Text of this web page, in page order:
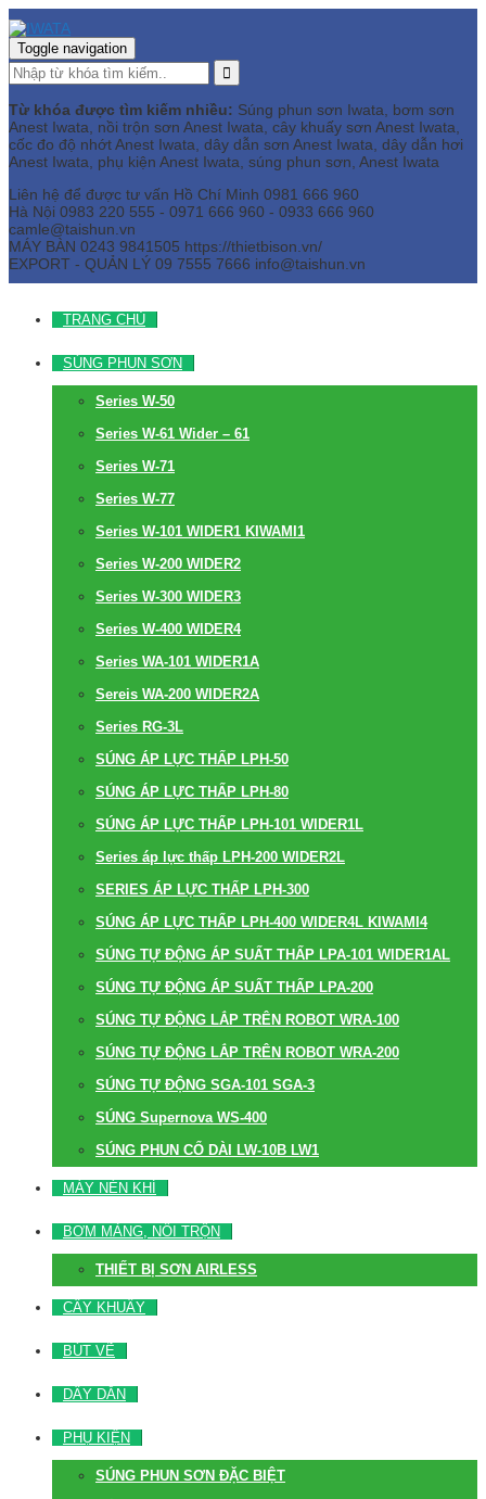
Toggle navigation
Từ khóa được tìm kiếm nhiều: Súng phun sơn Iwata, bơm sơn
Anest Iwata, nồi trộn sơn Anest Iwata, cây khuấy sơn Anest Iwata,
cốc đo độ nhớt Anest Iwata, dây dẫn sơn Anest Iwata, dây dẫn hơi
Anest Iwata, phụ kiện Anest Iwata, súng phun sơn, Anest Iwata
Liên hệ để được tư vấn Hồ Chí Minh 0981 666 960
Hà Nội 0983 220 555 - 0971 666 960 - 0933 666 960
camle@taishun.vn
MÁY BÀN 0243 9841505 https://thietbison.vn/
EXPORT - QUẢN LÝ 09 7555 7666 info@taishun.vn
TRANG CHỦ
SÚNG PHUN SƠN
Series W-50
Series W-61 Wider – 61
Series W-71
Series W-77
Series W-101 WIDER1 KIWAMI1
Series W-200 WIDER2
Series W-300 WIDER3
Series W-400 WIDER4
Series WA-101 WIDER1A
Sereis WA-200 WIDER2A
Series RG-3L
SÚNG ÁP LỰC THẤP LPH-50
SÚNG ÁP LỰC THẤP LPH-80
SÚNG ÁP LỰC THẤP LPH-101 WIDER1L
Series áp lực thấp LPH-200 WIDER2L
SERIES ÁP LỰC THẤP LPH-300
SÚNG ÁP LỰC THẤP LPH-400 WIDER4L KIWAMI4
SÚNG TỰ ĐỘNG ÁP SUẤT THẤP LPA-101 WIDER1AL
SÚNG TỰ ĐỘNG ÁP SUẤT THẤP LPA-200
SÚNG TỰ ĐỘNG LẮP TRÊN ROBOT WRA-100
SÚNG TỰ ĐỘNG LẮP TRÊN ROBOT WRA-200
SÚNG TỰ ĐỘNG SGA-101 SGA-3
SÚNG Supernova WS-400
SÚNG PHUN CỔ DÀI LW-10B LW1
MÁY NÉN KHÍ
BƠM MÀNG, NỒI TRỘN
THIẾT BỊ SƠN AIRLESS
CÂY KHUẤY
BÚT VẼ
DÂY DẪN
PHỤ KIỆN
SÚNG PHUN SƠN ĐẶC BIỆT